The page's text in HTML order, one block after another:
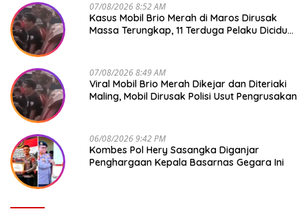
07/08/2026 8:52 AM
Kasus Mobil Brio Merah di Maros Dirusak
Massa Terungkap, 11 Terduga Pelaku Diciduk
07/08/2026 8:49 AM
Viral Mobil Brio Merah Dikejar dan Diteriaki
Maling, Mobil Dirusak Polisi Usut Pengrusakan
06/08/2026 9:42 PM
Kombes Pol Hery Sasangka Diganjar
Penghargaan Kepala Basarnas Gegara Ini